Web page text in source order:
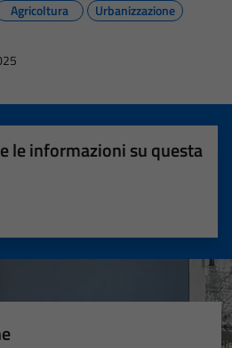
Agricoltura Urbanizzazione
le informazioni su questa
stelle su 5
su 5
5